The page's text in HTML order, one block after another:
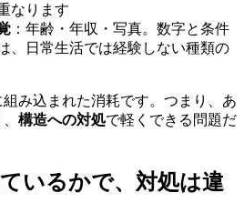
なります
：年齢・年収・写真。数字と条件
、日常生活では経験しない種類の
み込まれた消耗です。つまり、あ
構造への対処で軽くできる問題だ
いるかで、対処は違